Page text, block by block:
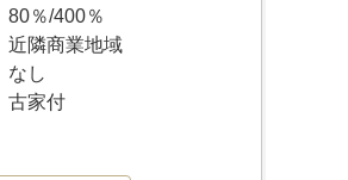
80％/400％
近隣商業地域
なし
古家付